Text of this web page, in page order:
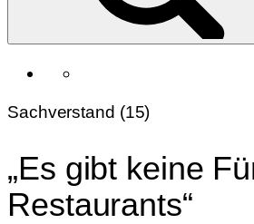
Sachverstand (15)
„Es gibt keine
Restaurants“